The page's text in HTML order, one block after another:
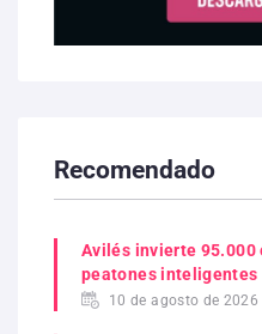
Recomendado
Avilés invierte 95.000
peatones inteligentes
10 de agosto de 2026